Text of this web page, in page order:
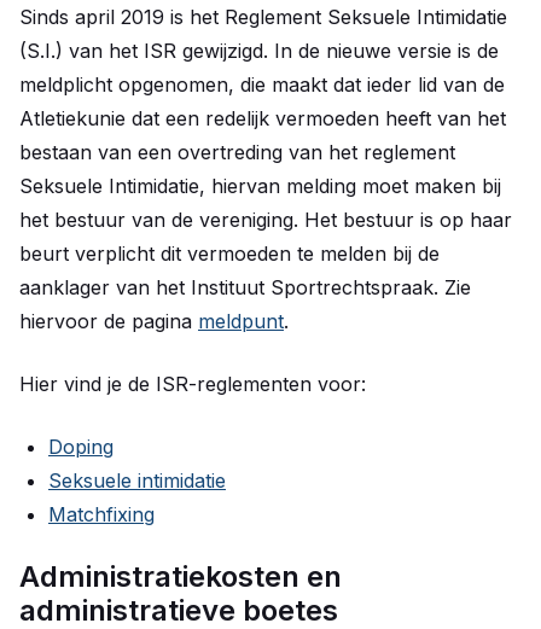
Sinds april 2019 is het Reglement Seksuele Intimidatie
(S.I.) van het ISR gewijzigd. In de nieuwe versie is de
meldplicht opgenomen, die maakt dat ieder lid van de
Atletiekunie dat een redelijk vermoeden heeft van het
bestaan van een overtreding van het reglement
Seksuele Intimidatie, hiervan melding moet maken bij
het bestuur van de vereniging. Het bestuur is op haar
beurt verplicht dit vermoeden te melden bij de
aanklager van het Instituut Sportrechtspraak. Zie
hiervoor de pagina meldpunt.
Hier vind je de ISR-reglementen voor:
Doping
Seksuele intimidatie
Matchfixing
Administratiekosten en
administratieve boetes